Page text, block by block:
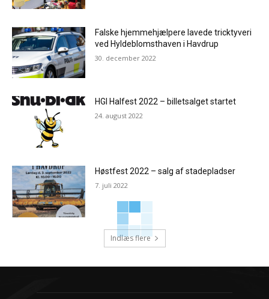
Falske hjemmehjælpere lavede tricktyveri
ved Hyldeblomsthaven i Havdrup
30. december 2022
HGI Halfest 2022 – billetsalget startet
24. august 2022
Høstfest 2022 – salg af stadepladser
7. juli 2022
Indlæs flere